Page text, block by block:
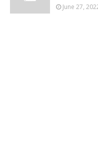
June 27,